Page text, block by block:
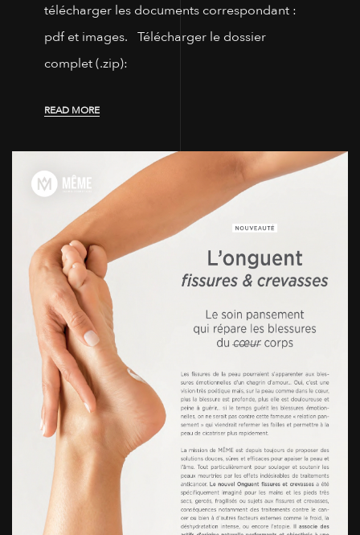
télécharger les documents correspondant :
pdf et images. Télécharger le dossier
complet (.zip):
READ MORE